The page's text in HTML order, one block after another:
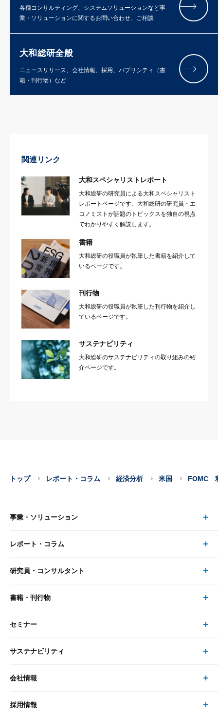
各種コンサルティング、システムソリューションなど事
業・ソリューションに関するお問い合わせ、ご相談
大和総研全般
ニュースリリース、会社情報、採用、パブリシティ（書
籍・刊行物）など
関連リンク
大和スペシャリストレポート
大和総研の研究員による大和スペシャリスト
レポートページです。大和総研の研究員・エ
コノミストが話題のトピックスを独自の視点
でわかりやすく解説します。
書籍
大和総研の役職員が執筆した書籍を紹介して
いるページです。
刊行物
大和総研の役職員が執筆した刊行物を紹介し
ているページです。
サステナビリティ
大和総研のサステナビリティの取り組みの紹
介ページです。
トップ レポート・コラム 経済分析 米国 FOMC
事業・ソリューション
事業・ソリューション トップ
リサーチ
大和総研の強み
レポート・コラム
レポート・コラム トップ
最新のレポート・コラム
研究員・コンサルタント
研究員・コンサルタント トップ
研究員
書籍・刊行物
書籍・刊行物 トップ
書籍
セミナー
セミナー トップ
現在受付中のセミナー・イベント
サステナビリティ
サステナビリティの取り組み
次世代社会への貢献
会社情報
会社情報 トップ
採用情報